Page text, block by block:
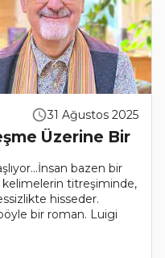
31 Ağustos 2025
Üzerine Bir
bazen bir
titreşiminde,
hisseder.
bir roman. Luigi